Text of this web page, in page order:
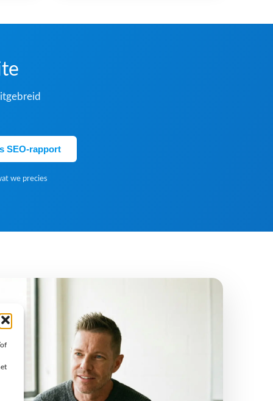
SEO-rapport
we precies